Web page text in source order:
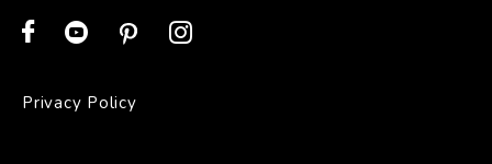
Privacy Policy